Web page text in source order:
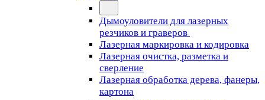
Дымоуловители для лазерных
резчиков и граверов
Лазерная маркировка и кодировка
Лазерная очистка, разметка и
сверление
Лазерная обработка дерева, фанеры,
картона